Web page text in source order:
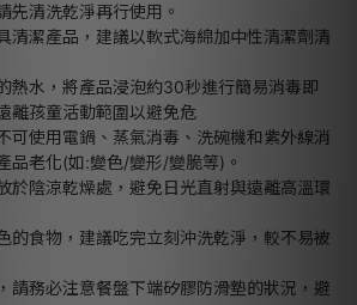
先清洗乾淨再行使用。
清潔產品，建議以軟式海綿加中性清潔劑清
熱水，將產品浸泡約30秒進行簡易消毒即
離孩童活動範圍以避免危
可使用電鍋、蒸氣消毒、洗碗機和紫外線消
品老化(如:變色/變形/變脆等)。
於陰涼乾燥處，避免日光直射與遠離高溫環
的食物，建議吃完立刻沖洗乾淨，較不易被
請務必注意餐盤下端矽膠防滑墊的狀況，避